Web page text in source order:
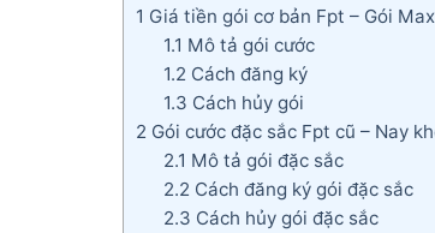
1 Giá tiền gói cơ bản Fpt – Gói
1.1 Mô tả gói cước
1.2 Cách đăng ký
1.3 Cách hủy gói
2 Gói cước đặc sắc Fpt cũ – Nay
2.1 Mô tả gói đặc sắc
2.2 Cách đăng ký gói đặc sắc
2.3 Cách hủy gói đặc sắc